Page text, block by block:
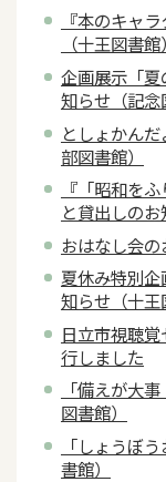
『本のキャ
（十王図書館）
企画展示「
知らせ（記念
としょかん
部図書館）
『「昭和を
と貸出しのお
おはなし会の
夏休み特別
知らせ（十王
日立市視聴
行しました
「備えが大
図書館）
「しょうぼ
書館）